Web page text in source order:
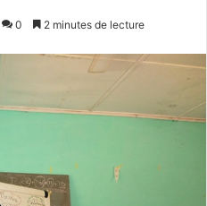
0 2 minutes de lecture